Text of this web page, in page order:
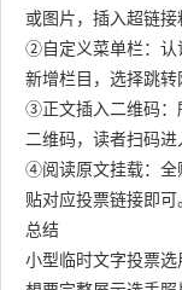
或图片，插入超链接
②自定义菜单栏：认
新增栏目，选择跳转
③正文插入二维码：
二维码，读者扫码进
④阅读原文挂载：全
贴对应投票链接即可。
总结
小型临时文字投票选